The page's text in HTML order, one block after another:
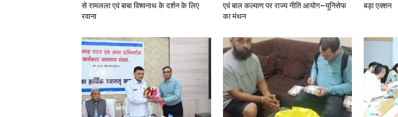
से रामलला एवं बाबा विश्वनाथ के दर्शन के लिए
रवाना
एवं बाल कल्याण पर राज्य नीति आयोग–यूनिसेफ
का मंथन
बड़ा एक्शन